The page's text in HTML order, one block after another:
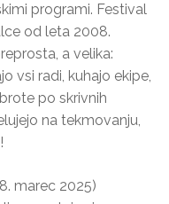
programi. Festival
od leta 2008.
a velika:
vsi radi, kuhajo ekipe,
po skrivnih
na tekmovanju,
marec 2025)